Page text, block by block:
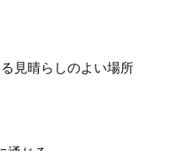
見晴らしのよい場所